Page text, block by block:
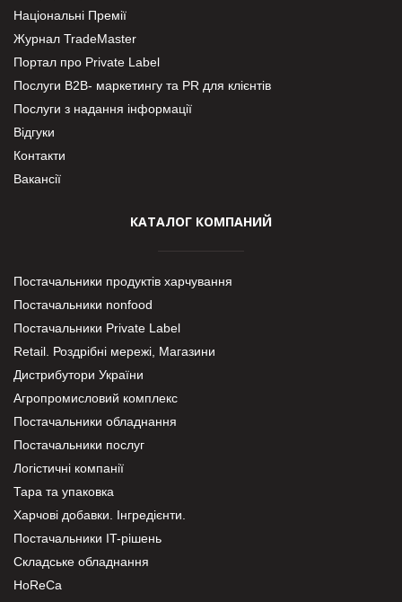
Національні Премії
Журнал TradeMaster
Портал про Private Label
Послуги В2В- маркетингу та PR для клієнтів
Послуги з надання інформації
Відгуки
Контакти
Вакансії
КАТАЛОГ КОМПАНИЙ
Постачальники продуктів харчування
Постачальники nonfood
Постачальники Private Label
Retail. Роздрібні мережі, Магазини
Дистрибутори України
Агропромисловий комплекс
Постачальники обладнання
Постачальники послуг
Логістичні компанії
Тара та упаковка
Харчові добавки. Інгредієнти.
Постачальники IT-рішень
Складське обладнання
HoReCa